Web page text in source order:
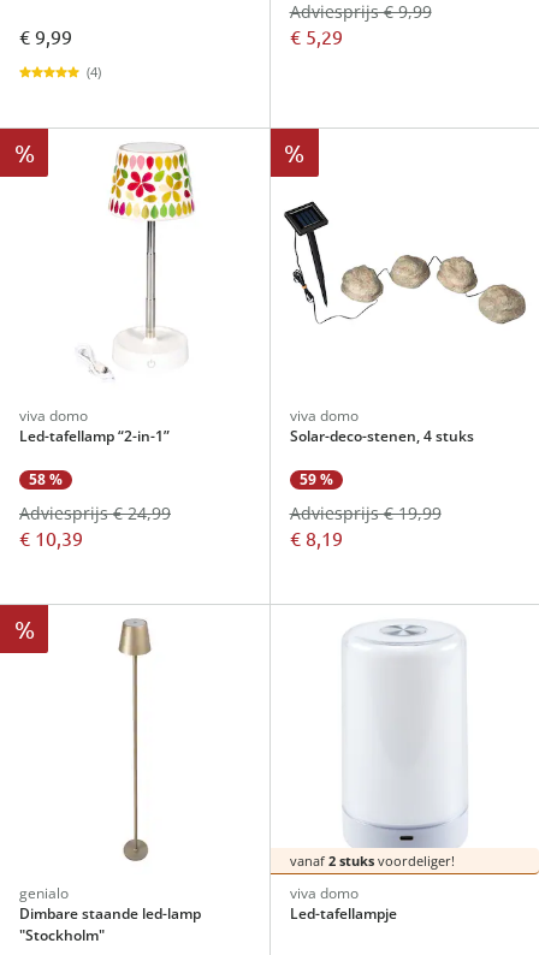
€ 9,99
(4)
€ 5,29
Adviesprijs € 9,99
%
viva domo
Led-tafellamp “2-in-1”
58 %
€ 10,39
Adviesprijs € 24,99
%
viva domo
Solar-deco-stenen, 4 stuks
59 %
€ 8,19
Adviesprijs € 19,99
%
genialo
Dimbare staande led-lamp
"Stockholm"
vanaf 2 stuksvoordeliger!
viva domo
Led-tafellampje